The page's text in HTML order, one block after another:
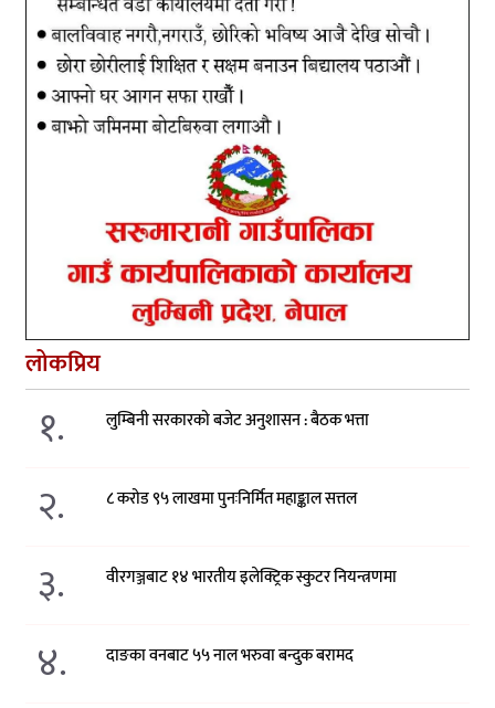
लोकप्रिय
१. लुम्बिनी सरकारको बजेट अनुशासन : बैठक भत्ता
२. ८ करोड ९५ लाखमा पुनःनिर्मित महाङ्काल सत्तल
३. वीरगञ्जबाट १४ भारतीय इलेक्ट्रिक स्कुटर नियन्त्रणमा
४. दाङका वनबाट ५५ नाल भरुवा बन्दुक बरामद